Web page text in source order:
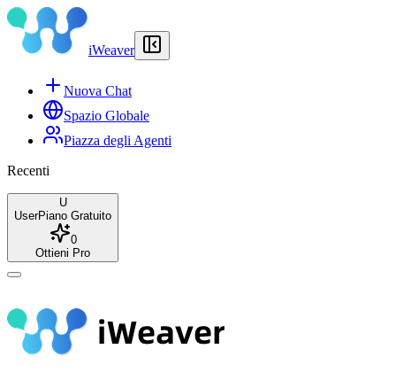
iWeaver
Nuova Chat
Spazio Globale
Piazza degli Agenti
Recenti
U
UserPiano Gratuito
0
Ottieni Pro